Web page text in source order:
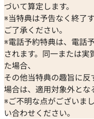
づいて算定します。
※当特典は予告なく終了
ご了承ください。
※電話予約特典は、電話
されます。同一または
た場合、
その他当特典の趣旨に
場合は、適用対象外とな
※ご不明な点がございま
い合わせください。